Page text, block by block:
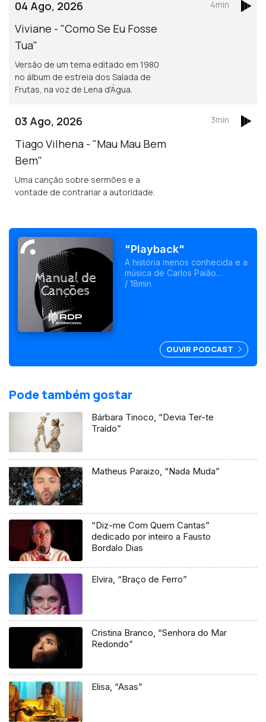
04 Ago, 2026
Viviane - "Como Se Eu Fosse
Tua"
Versão de um tema editado em 1980
no álbum de estreia dos Salada de
Frutas, na voz de Lena d'Água.
4min
03 Ago, 2026
Tiago Vilhena - "Mau Mau Bem
Bem"
Uma canção sobre sermões e a
vontade de contrariar a autoridade.
3min
"Playback"
A história menos conhecida e a
música de Carlos Paião
chegam ao cinema com um
/ 18min
OUVIR PODCAST
Pode também gostar
Bárbara Tinoco, “Devia Ter-te
Traído”
Matheus Paraizo, “Nada Muda”
“Diz-me Com Quem Cantas”
dedicado por inteiro a Fausto
Bordalo Dias
Elvira, “Braço de Ferro”
Cristina Branco, “Senhora do Mar
Redondo”
Elisa, “Asas”